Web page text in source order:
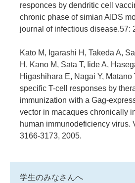
responces by dendritic cell
chronic phase of simian AIDS
journal of infectious disease.57:
Kato M, Igarashi H, Takeda A,
H, Kano M, Sata T, Iide A,
Higashihara E, Nagai Y, Matano
specific T-cell responses by
immunization with a Gag-
vector in macaques chronically
human immunodeficiency virus.
3166-3173, 2005.
学生のみなさんへ